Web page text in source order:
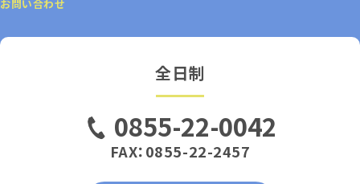
お問い合わせ
全日制
0855-22-0042
FAX：0855-22-2457